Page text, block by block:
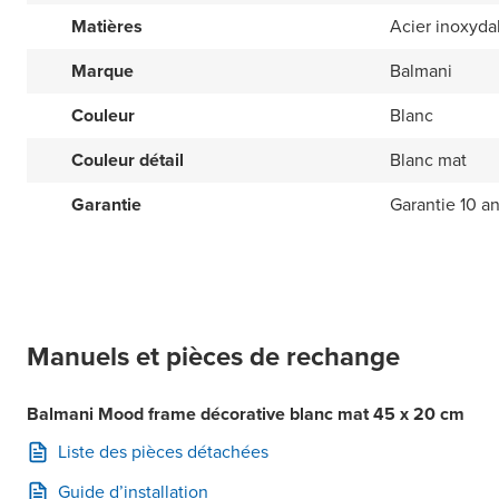
Matières
Acier
Marque
Balmani
Couleur
Blanc
Couleur détail
Blanc mat
Garantie
Garantie 10
Manuels et pièces de rechange
Balmani Mood frame décorative blanc mat 45 x 20 cm
Liste des pièces détachées
Guide d’installation